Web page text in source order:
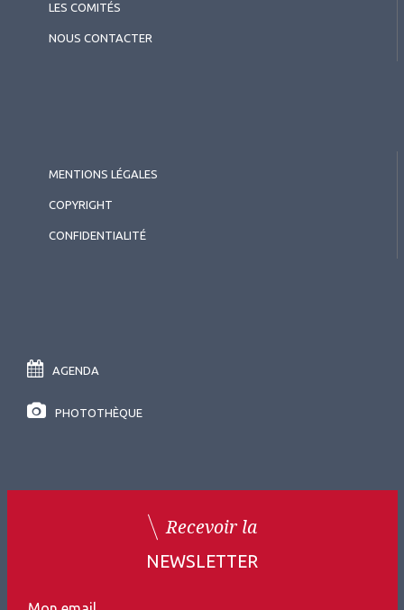
LES COMITÉS
NOUS CONTACTER
MENTIONS LÉGALES
COPYRIGHT
CONFIDENTIALITÉ
AGENDA
PHOTOTHÈQUE
Recevoir la
NEWSLETTER